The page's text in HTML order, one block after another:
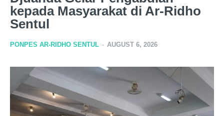
kepada Masyarakat di Ar-Ridho
Sentul
PONPES AR-RIDHO SENTUL - AUGUST 6, 2026